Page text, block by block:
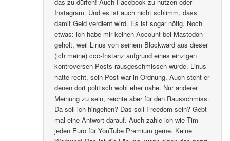
Instagram. Und es ist auch nicht schlimm, dass
damit Geld verdient wird. Es ist sogar nötig. Noch
etwas: ich habe mir keinen Account bei Mastodon
geholt, weil Linus von seinem Blockward aus dieser
(ich meine) ccc-Instanz aufgrund eines einzigen
kontroversen Posts rausgeschmissen wurde. Linus
hatte recht, sein Post war in Ordnung. Auch steht er
denen dort politisch wohl eher nahe. Nur anderer
Meinung zu sein, reichte aber für den Rausschmiss.
Da soll ich hingehen? Das soll Freedom sein? Gebt
mal eine Antwort darauf. Auch zahle ich wie Tim
jeden Euro für YouTube Premium gerne. Keine